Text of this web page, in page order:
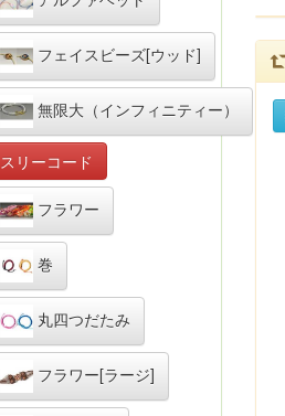
フェイスビーズ[ウッド]
無限大（インフィニティー）
スリーコード
フラワー
巻
丸四つだたみ
フラワー[ラージ]